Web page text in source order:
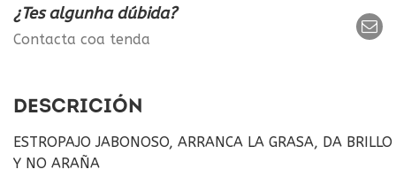
¿Tes algunha dúbida?
Contacta coa tenda
DESCRICIÓN
ESTROPAJO JABONOSO, ARRANCA LA GRASA, DA BRILLO
Y NO ARAÑA